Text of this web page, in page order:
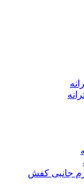
جانبی کفش